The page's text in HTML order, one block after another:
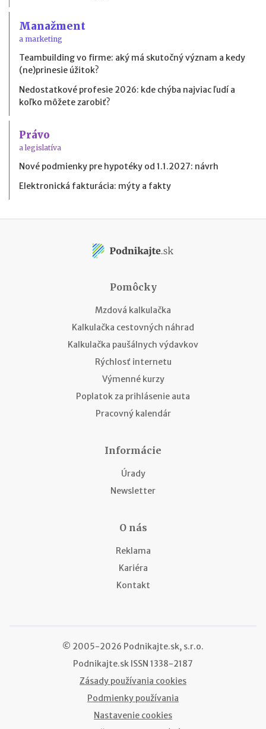
Manažment
a marketing
Teambuilding vo firme: aký má skutočný význam a kedy
(ne)prinesie úžitok?
Nedostatkové profesie 2026: kde chýba najviac ľudí a
koľko môžete zarobiť?
Právo
a legislatíva
Nové podmienky pre hypotéky od 1.1.2027: návrh
Elektronická fakturácia: mýty a fakty
Pomôcky
Mzdová kalkulačka
Kalkulačka cestovných náhrad
Kalkulačka paušálnych výdavkov
Rýchlosť internetu
Výmenné kurzy
Poplatok za prihlásenie auta
Pracovný kalendár
Informácie
Úrady
Newsletter
O nás
Reklama
Kariéra
Kontakt
© 2005-2026 Podnikajte.sk, s.r.o.
Podnikajte.sk ISSN 1338-2187
Zásady používania cookies
Podmienky používania
Nastavenie cookies